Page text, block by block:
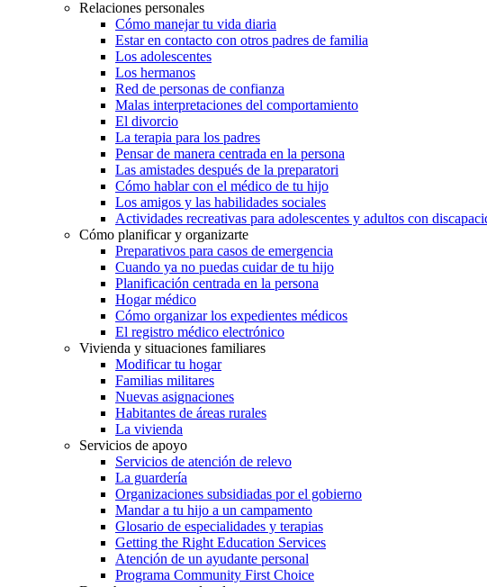
Relaciones personales
Cómo manejar tu vida diaria
Estar en contacto con otros padres de familia
Los adolescentes
Los hermanos
Red de personas de confianza
Malas interpretaciones del comportamiento
El divorcio
La terapia para los padres
Pensar de manera centrada en la persona
Las amistades después de la preparatori
Cómo hablar con el médico de tu hijo
Los amigos y las habilidades sociales
Actividades recreativas para adolescentes y adultos con
Cómo planificar y organizarte
Preparativos para casos de emergencia
Cuando ya no puedas cuidar de tu hijo
Planificación centrada en la persona
Hogar médico
Cómo organizar los expedientes médicos
El registro médico electrónico
Vivienda y situaciones familiares
Modificar tu hogar
Familias militares
Nuevas asignaciones
Habitantes de áreas rurales
La vivienda
Servicios de apoyo
Servicios de atención de relevo
La guardería
Organizaciones subsidiadas por el gobierno
Mandar a tu hijo a un campamento
Glosario de especialidades y terapias
Getting the Right Education Services
Atención de un ayudante personal
Programa Community First Choice